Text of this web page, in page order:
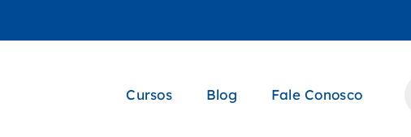
Cursos Blog Fale Conosco